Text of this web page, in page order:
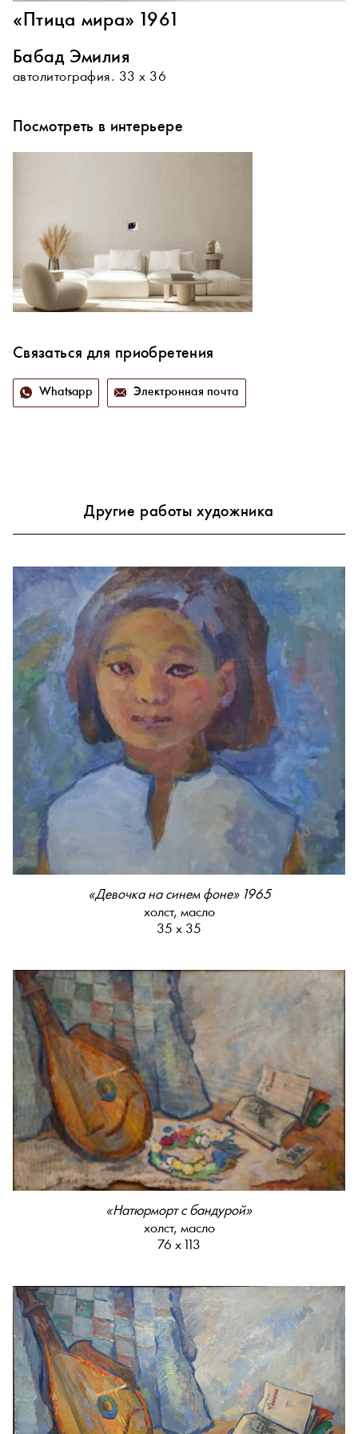
«Птица мира» 1961
Бабад Эмилия
автолитография. 33 х 36
Посмотреть в интерьере
Связаться для приобретения
Whatsapp Электронная почта
Другие работы художника
«Девочка на синем фоне» 1965
холст, масло
35 х 35
«Натюрморт с бандурой»
холст, масло
76 х 113